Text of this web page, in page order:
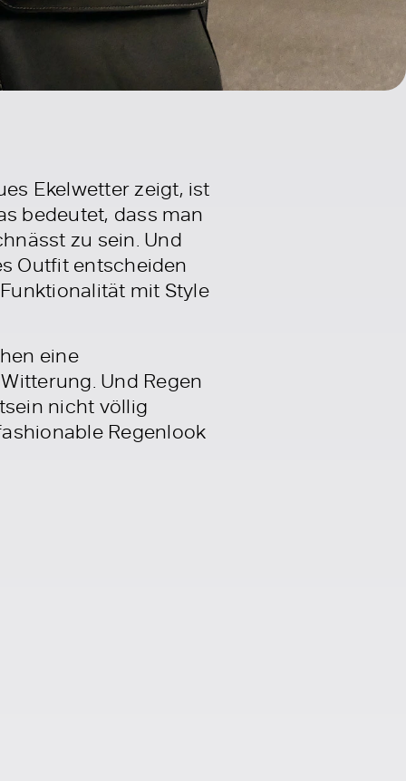
Ekelwetter zeigt, ist
bedeutet, dass man
zu sein. Und
Outfit entscheiden
mit Style
eine
Und Regen
nicht völlig
Regenlook